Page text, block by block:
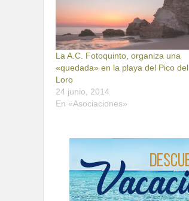
La A.C. Fotoquinto, organiza una
«quedada» en la playa del Pico del
Loro
24 junio, 2014
En «Asociaciones»